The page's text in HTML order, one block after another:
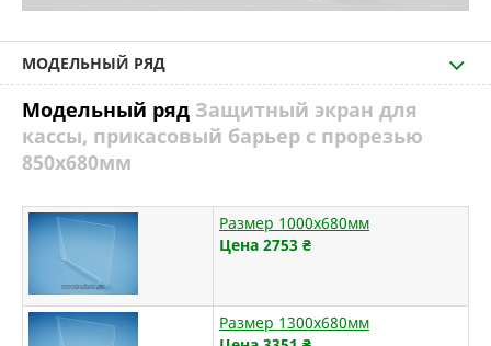
МОДЕЛЬНЫЙ РЯД
Модельный ряд Защитный экран для
кассы, прикасовый барьер с прорезью
850х680мм
Размер 1000х680мм
Цена 2753 ₴
Размер 1300х680мм